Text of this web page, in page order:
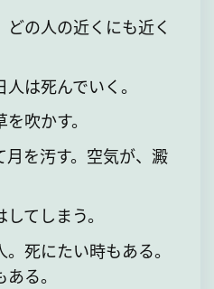
の人の近くにも近く
は死んでいく。
吹かす。
を汚す。空気が、澱
てしまう。
死にたい時もある。
る。